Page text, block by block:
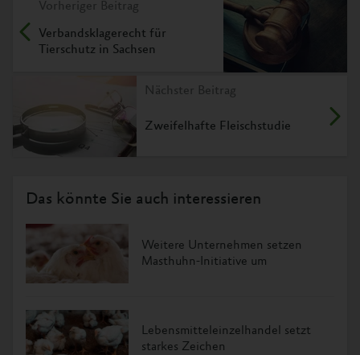
Vorheriger Beitrag
Verbandsklagerecht für
Tierschutz in Sachsen
Nächster Beitrag
Zweifelhafte Fleischstudie
Das könnte Sie auch interessieren
Weitere Unternehmen setzen
Masthuhn-Initiative um
Lebensmitteleinzelhandel setzt
starkes Zeichen